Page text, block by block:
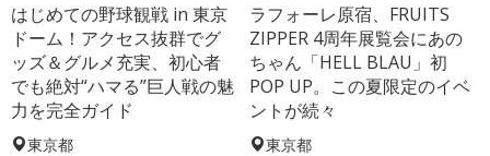
はじめての野球観戦 in 東京
ドーム！アクセス抜群でグ
ッズ＆グルメ充実、初心者
でも絶対“ハマる”巨人戦の魅
力を完全ガイド
東京都
ラフォーレ原宿、FRUITS
ZIPPER 4周年展覧会にあの
ちゃん「HELL BLAU」初
POP UP。この夏限定のイベ
ントが続々
東京都